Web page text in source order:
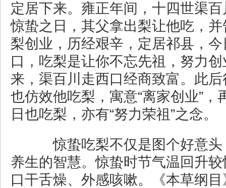
定居下来。雍正年间，十四世渠
惊蛰之日，其父拿出梨让他吃，并
梨创业，历经艰辛，定居祁县，
口，吃梨是让你不忘先祖，努力
来，渠百川走西口经商致富。此
也仿效他吃梨，寓意“离家创业”，
日也吃梨，亦有“努力荣祖”之念。
惊蛰吃梨不仅是图个好意头
养生的智慧。惊蛰时节气温回升
口干舌燥、外感咳嗽。《本草纲